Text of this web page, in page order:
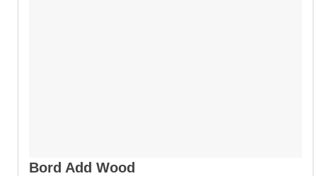
Bord Add Wood